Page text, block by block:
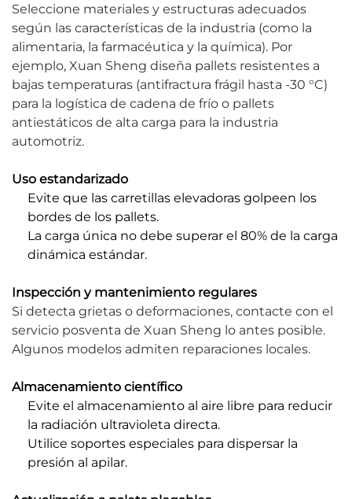
Seleccione materiales y estructuras adecuados
según las características de la industria (como la
alimentaria, la farmacéutica y la química). Por
ejemplo, Xuan Sheng diseña pallets resistentes a
bajas temperaturas (antifractura frágil hasta -30 °C)
para la logística de cadena de frío o pallets
antiestáticos de alta carga para la industria
automotriz.
Uso estandarizado
Evite que las carretillas elevadoras golpeen los
bordes de los pallets.
La carga única no debe superar el 80% de la carga
dinámica estándar.
Inspección y mantenimiento regulares
Si detecta grietas o deformaciones, contacte con el
servicio posventa de Xuan Sheng lo antes posible.
Algunos modelos admiten reparaciones locales.
Almacenamiento científico
Evite el almacenamiento al aire libre para reducir
la radiación ultravioleta directa.
Utilice soportes especiales para dispersar la
presión al apilar.